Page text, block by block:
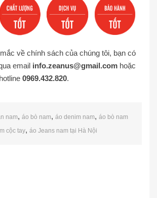
về chính sách của chúng tôi, bạn có
email info.zeanus@gmail.com hoặc
0969.432.820.
nam, áo bò nam, áo denim nam, áo bò nam
cộc tay, áo Jeans nam tại Hà Nội